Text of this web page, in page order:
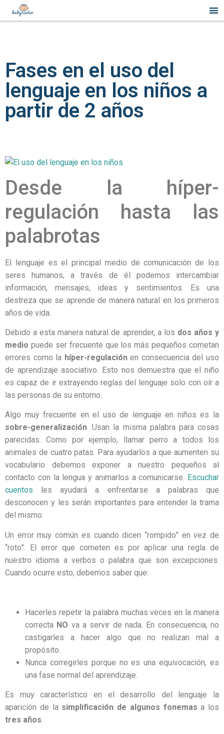
Fases en el uso del
lenguaje en los niños a
partir de 2 años
Desde la híper-
regulación hasta las
palabrotas
El lenguaje es el principal medio de comunicación de los
seres humanos, a través de él podemos intercambiar
información, mensajes, ideas y sentimientos. Es una
destreza que se aprende de manera natural en los primeros
años de vida.
Debido a esta manera natural de aprender, a los dos años y
medio puede ser frecuente que los más pequeños cometan
errores como la híper-regulaciónen consecuencia del uso
de aprendizaje asociativo. Esto nos demuestra que el niño
es capaz de ir extrayendo reglas del lenguaje solo con oír a
las personas de su entorno.
Algo muy frecuente en el uso de lenguaje en niños es la
sobre-generalización .Usan la misma palabra para cosas
parecidas. Como por ejemplo, llamar perro a todos los
animales de cuatro patas. Para ayudarlos a que aumenten su
vocabulario debemos exponer a nuestro pequeños al
contacto con la lengua y animarlos a comunicarse. Escuchar
cuentos les ayudará a enfrentarse a palabras que
desconocen y les serán importantes para entender la trama
del mismo.
Un error muy común es cuando dicen “rompido” en vez de
“roto”. El error que cometen es por aplicar una regla de
nuestro idioma a verbos o palabra que son excepciones.
Cuando ocurre esto, debemos saber que:
Hacerles repetir la palabra muchas veces en la manera
correcta NO va a servir de nada. En consecuencia, no
castigarles a hacer algo que no realizan mal a
propósito.
Nunca corregirles porque no es una equivocación, es
una fase normal del aprendizaje.
Es muy característico en el desarrollo del lenguaje la
aparición de lasimplificación de algunos fonemas a los
tres años.